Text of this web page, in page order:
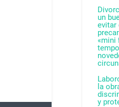
un
evitar
«mini
la
y